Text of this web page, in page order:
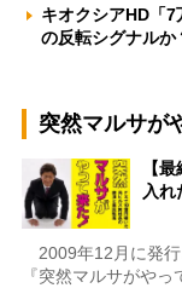
キオクシアHD「
の反転シグナル
突然マルサが
【
入れ
2009年12月に発行
『突然マルサがや